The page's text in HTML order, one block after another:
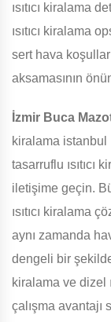
ısıtıcı kiralama
ısıtıcı kiralama
sert hava
aksamasının
İzmir Buca
kiralama istanbul
tasarruflu ısıtıcı
iletişime geçin.
ısıtıcı kiralama
aynı zamanda
dengeli bir şekilde
kiralama ve dizel
çalışma avantajı